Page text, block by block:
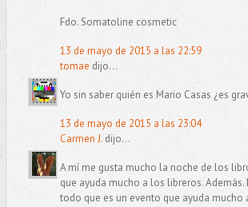
Fdo. Somatoline cosmetic
13 de mayo de 2015 a las 22:59
tomae dijo...
Yo sin saber quién es Mario Casas ¿es
13 de mayo de 2015 a las 23:04
Carmen J.dijo...
A mí me gusta mucho la noche de los
que ayuda mucho a los libreros. Además.
todo que es un evento que ayuda